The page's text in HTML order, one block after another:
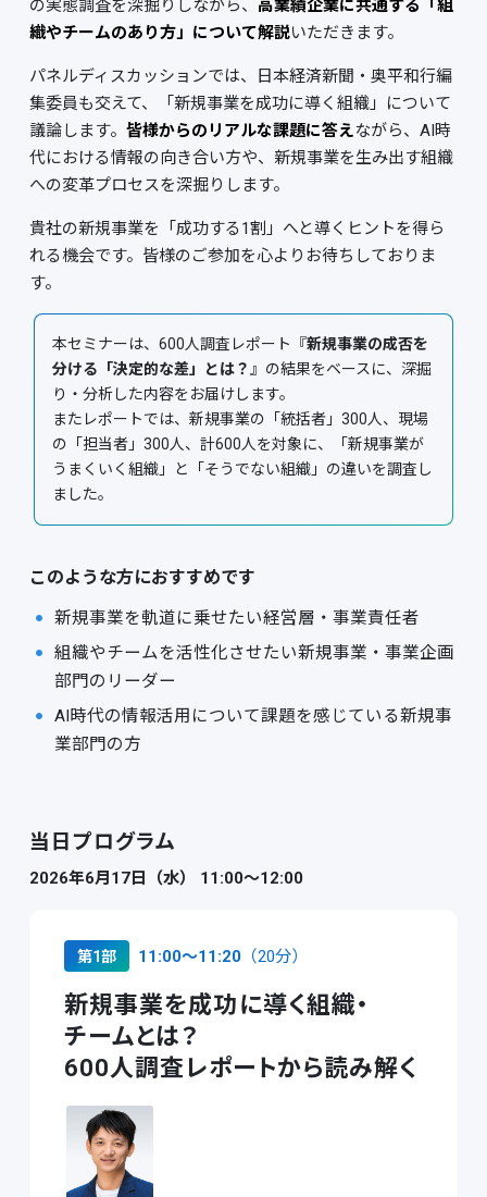
の実態調査を深掘りしながら、 高業績企業に共通する「組
織やチームのあり方」について解説いただきます。
パネルディスカッションでは、日本経済新聞・奥平和行編
集委員も交えて、「新規事業を成功に導く組織」について
議論します。 皆様からのリアルな課題に答えながら、AI時
代における情報の向き合い方や、新規事業を生み出す組織
への変革プロセスを深掘りします。
貴社の新規事業を「成功する1割」へと導くヒントを得ら
れる機会です。皆様のご参加を心よりお待ちしておりま
す。
本セミナーは、600人調査レポート『新規事業の成否を
分ける「決定的な差」とは？』の結果をベースに、深掘
り・分析した内容をお届けします。
またレポートでは、新規事業の「統括者」300人、現場
の「担当者」300人、計600人を対象に、「新規事業が
うまくいく組織」と「そうでない組織」の違いを調査し
ました。
このような方におすすめです
新規事業を軌道に乗せたい経営層・事業責任者
組織やチームを活性化させたい新規事業・事業企画
部門のリーダー
AI時代の情報活用について課題を感じている新規事
業部門の方
当日プログラム
2026年6月17日（水） 11:00～12:00
第1部 11:00〜11:20（20分）
新規事業を成功に導く組織・
チームとは？
600人調査レポートから読み解く